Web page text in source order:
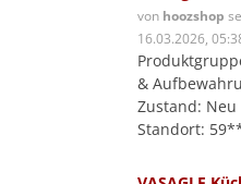
von hoozshop
16.03.2026,
&
Zustand: Neu
Standort: